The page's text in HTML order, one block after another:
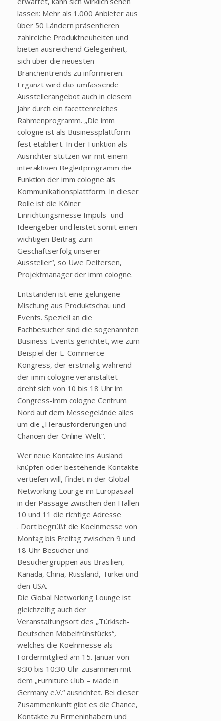
lassen: Mehr als 1.000 Anbieter aus
über 50 Ländern präsentieren
zahlreiche Produktneuheiten und
bieten ausreichend Gelegenheit,
sich über die neuesten
Branchentrends zu informieren.
Ergänzt wird das umfassende
Ausstellerangebot auch in diesem
Jahr durch ein facettenreiches
Rahmenprogramm. „Die imm
cologne ist als Businessplattform
fest etabliert. In der Funktion als
Ausrichter stützen wir mit einem
interaktiven Begleitprogramm die
Funktion der imm cologne als
Kommunikationsplattform. In dieser
Rolle ist die Kölner
Einrichtungsmesse Impuls- und
Ideengeber und leistet somit einen
wichtigen Beitrag zum
Geschäftserfolg unserer
Aussteller“, so Uwe Deitersen,
Projektmanager der imm cologne.
Entstanden ist eine gelungene
Mischung aus Produktschau und
Events. Speziell an die
Fachbesucher sind die sogenannten
Business-Events gerichtet, wie zum
Beispiel der E-Commerce-
Kongress, der erstmalig während
der imm cologne veranstaltet
dreht sich von 10 bis 18 Uhr im
Congress-imm cologne Centrum
Nord auf dem Messegelände alles
um die „Herausforderungen und
Chancen der Online-Welt“.
Wer neue Kontakte ins Ausland
knüpfen oder bestehende Kontakte
vertiefen will, findet in der Global
Networking Lounge im Europasaal
in der Passage zwischen den Hallen
10 und 11 die richtige Adresse
. Dort begrüßt die Koelnmesse von
Montag bis Freitag zwischen 9 und
18 Uhr Besucher und
Besuchergruppen aus Brasilien,
Kanada, China, Russland, Türkei und
den USA.
Die Global Networking Lounge ist
gleichzeitig auch der
Veranstaltungsort des „Türkisch-
Deutschen Möbelfrühstücks“,
welches die Koelnmesse als
Fördermitglied am 15. Januar von
9:30 bis 10:30 Uhr zusammen mit
dem „Furniture Club – Made in
Germany e.V.“ ausrichtet. Bei dieser
Zusammenkunft gibt es die Chance,
Kontakte zu Firmeninhabern und